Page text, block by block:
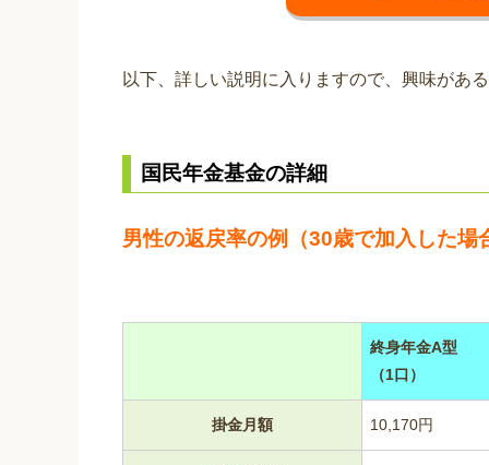
以下、詳しい説明に入りますので、興味があ
国民年金基金の詳細
男性の返戻率の例（30歳で加入した場
終身年金A型
（1口）
掛金月額 10,170円